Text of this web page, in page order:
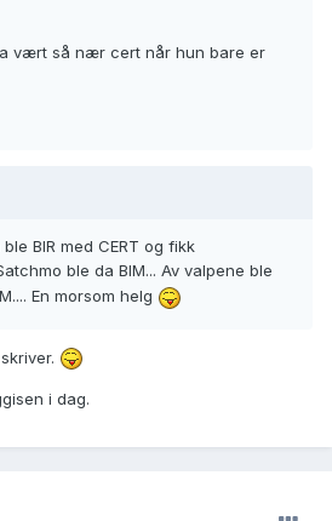
vært så nær cert når hun bare er
BIR med CERT og fikk
ble da BIM... Av valpene ble
En morsom helg
i dag.